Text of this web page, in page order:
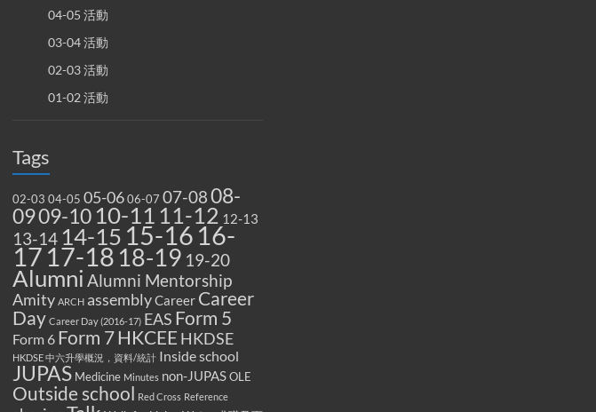
04-05 活動
03-04 活動
02-03 活動
01-02 活動
Tags
02-03 04-05 05-0606-07 07-0808-
0909-10 10-11 11-12 12-13
13-14 14-15 15-16 16-
17 17-18 18-19 19-20
Alumni Alumni Mentorship
Amity ARCH assemblyCareer Career
Day Career Day (2016-17) EAS Form 5
Form 6 Form 7HKCEE HKDSE
HKDSE 中六升學概況，資料/統計 Inside school
JUPAS Medicine Minutes non-JUPASOLE
Outside school Red Cross Reference